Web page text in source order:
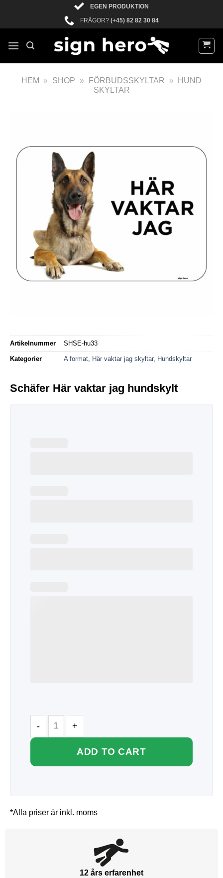
EGEN PRODUKTION
FRÅGOR? (+45) 82 82 30 84
HEM » SHOP » FÖRBUDSSKYLTAR »
HUND
SKYLTAR
Artikelnummer SHSE-hu33
Kategorier A format Här vaktar jag skyltar, Hundskyltar
Schäfer Här vaktar jag hundskylt
ADD TO CART
*Alla priser är inkl. moms
12 års erfarenhet